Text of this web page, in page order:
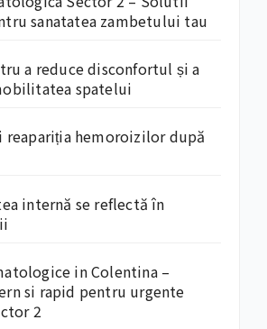
sanatatea zambetului tau
a reduce disconfortul și a
spatelui
reapariția hemoroizilor după
internă se reflectă în
in Colentina –
si rapid pentru urgente
2